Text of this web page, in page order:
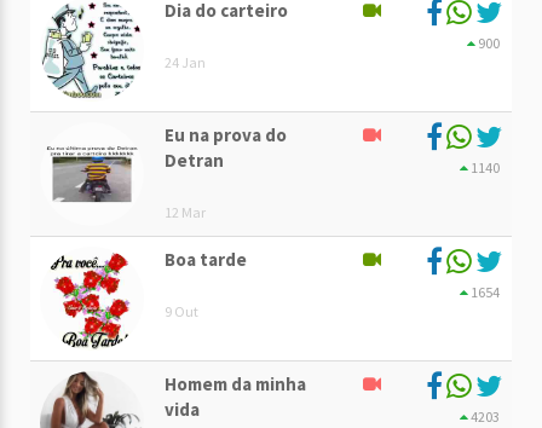
Dia do carteiro
24 Jan
900
Eu na prova do
Detran
12 Mar
1140
Boa tarde
9 Out
1654
Homem da minha
vida
4203